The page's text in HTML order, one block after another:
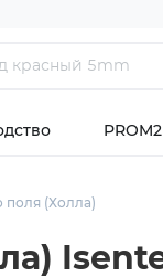
поля (Холла)